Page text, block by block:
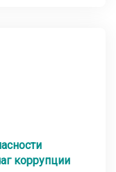
коррупции